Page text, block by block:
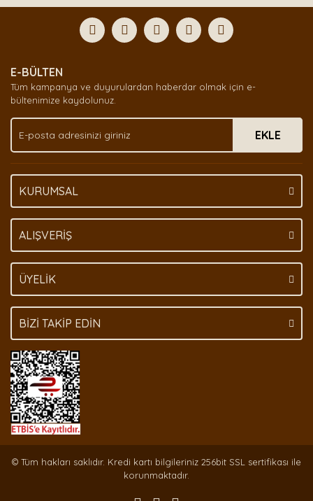
E-BÜLTEN
Tüm kampanya ve duyurulardan haberdar olmak için e-
bültenimize kaydolunuz.
EKLE
KURUMSAL
ALIŞVERİŞ
ÜYELİK
BİZİ TAKİP EDİN
© Tüm hakları saklıdır. Kredi kartı bilgileriniz 256bit SSL sertifikası ile
korunmaktadır.